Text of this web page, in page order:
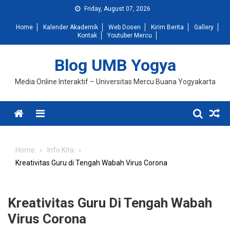
content
Friday, August 07, 2026
Home Kalender Akademik Web Dosen Kirim Berita
Gallery
Kontak
Youtuber Mercu
Blog UMB Yogya
Media Online Interaktif – Universitas Mercu Buana Yogyakarta
Menu
Home
Info Kita
Kreativitas Guru di Tengah Wabah Virus Corona
Kreativitas Guru Di Tengah Wabah
Virus Corona